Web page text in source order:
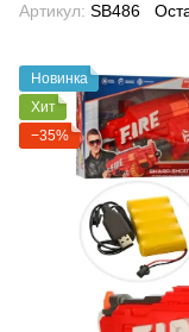
Артикул: SB486
Новинка
Хит
−35%